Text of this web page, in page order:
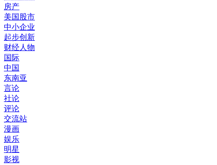
房产
美国股市
中小企业
起步创新
财经人物
国际
中国
东南亚
言论
社论
评论
交流站
漫画
娱乐
明星
影视